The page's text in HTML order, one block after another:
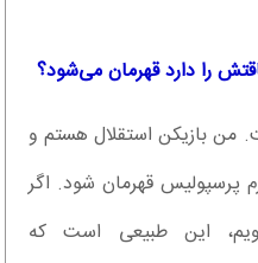
را دارد قهرمان می‌شود؟
من بازیکن استقلال هستم و
قهرمان شود. اگر
این طبیعی است که